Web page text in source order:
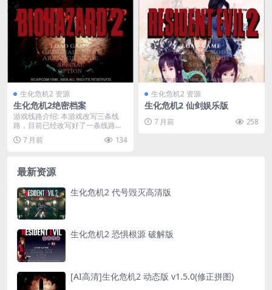
生化危机2 资源
生化危机2绝密档案
游戏线路介绍: 本游戏改写三条线
路，目前已经改写好了一条线路，
进入武器店获取普...
7 月前 134
生化危机2 资源
生化危机2 仙剑娱乐版
7 月前 258
最新资源
生化危机2 代号毁灭高清版
生化危机2 恐惧根源 破解版
[AI高清]生化危机2 动态版 v1.5.0(修正拼图)